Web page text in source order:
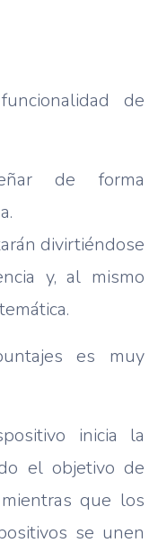
de
de forma
divirtiéndose
y, al mismo
es muy
inicia la
el objetivo de
que los
se unen